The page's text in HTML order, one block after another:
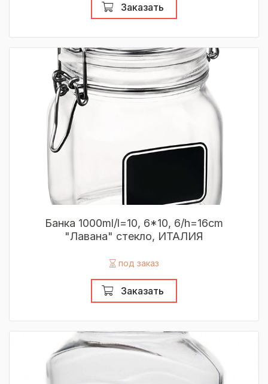
Заказать
Банка 1000ml/l=10, 6*10, 6/h=16cm
"Лавана" стекло, ИТАЛИЯ
под заказ
Заказать